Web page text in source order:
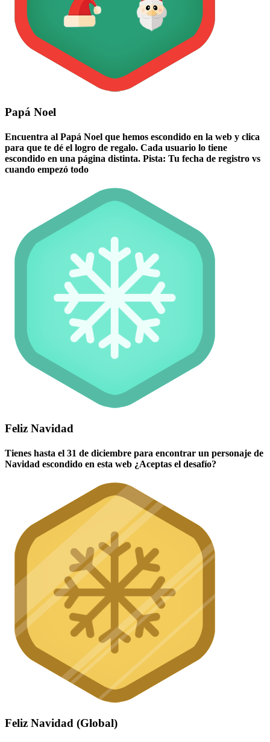
Papá Noel
Encuentra al Papá Noel que hemos escondido en la web y clica
para que te dé el logro de regalo. Cada usuario lo tiene
escondido en una página distinta. Pista: Tu fecha de registro vs
cuando empezó todo
Feliz Navidad
Tienes hasta el 31 de diciembre para encontrar un personaje de
Navidad escondido en esta web ¿Aceptas el desafío?
Feliz Navidad (Global)